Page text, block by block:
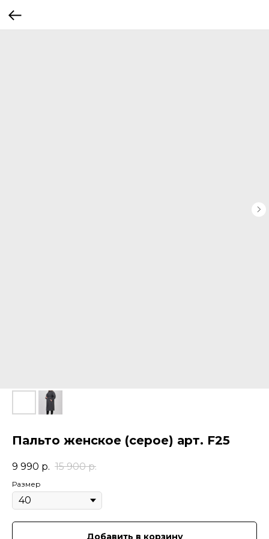
Пальто женское (серое) арт. F25
9 990 р. 15 900 р.
Размер
Добавить в корзину